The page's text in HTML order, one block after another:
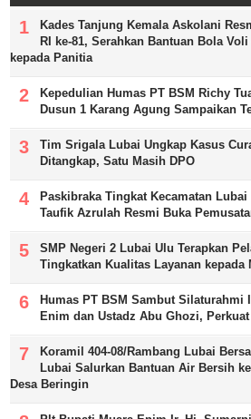
Kades Tanjung Kemala Askolani
RI ke-81, Serahkan Bantuan Bola
kepada Panitia
Kepedulian Humas PT BSM Richy
Dusun 1 Karang Agung Sampaikan
Tim Srigala Lubai Ungkap Kasus
Ditangkap, Satu Masih DPO
Paskibraka Tingkat Kecamatan
Taufik Azrulah Resmi Buka
SMP Negeri 2 Lubai Ulu Terapkan
Tingkatkan Kualitas Layanan kepada
Humas PT BSM Sambut Silaturahmi
Enim dan Ustadz Abu Ghozi,
Koramil 404-08/Rambang Lubai
Lubai Salurkan Bantuan Air Bersih
Desa Beringin